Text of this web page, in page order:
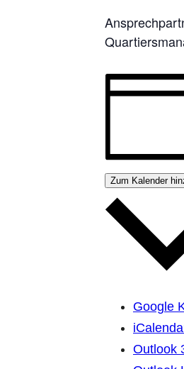
Zum Kalender
Google
Outlook